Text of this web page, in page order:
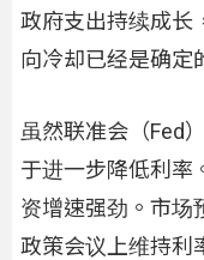
政府支出持续成长
向冷却已经是确定
虽然联准会（Fed
于进一步降低利率
资增速强劲。市场
政策会议上维持利